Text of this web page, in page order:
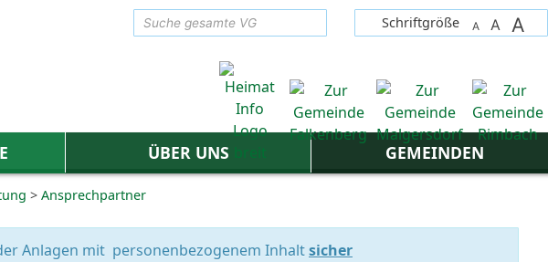
Schriftgröße A A A
ÜBER UNS GEMEINDEN
> Ansprechpartner
Anlagen mit personenbezogenem Inhaltsicher